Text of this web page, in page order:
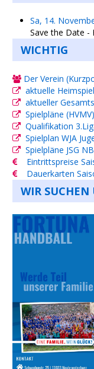
Sa, 14.
Save the Date -
WICHTIG
Der Verein
aktuelle
aktueller
Spielpläne (HVMV)
Qualifikation
Spielplan WJA
Spielpläne JSG
Eintrittspreise
Dauerkarten
WIR SUCHEN